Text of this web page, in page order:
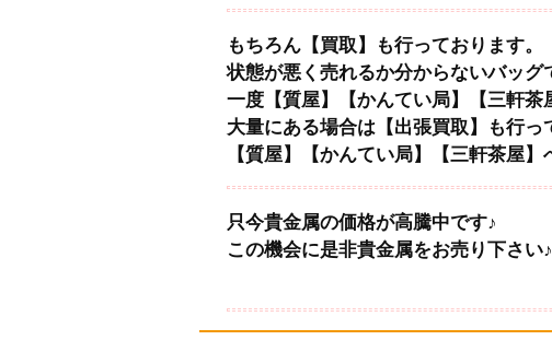
もちろん【買取】も行っております。
状態が悪く売れるか分からないバッグ
一度【質屋】【かんてい局】【三軒茶
大量にある場合は【出張買取】も行っ
【質屋】【かんてい局】【三軒茶屋
只今貴金属の価格が高騰中です♪
この機会に是非貴金属をお売り下さい♪